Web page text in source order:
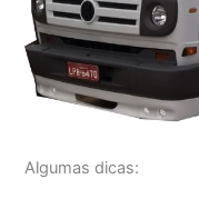
Algumas dicas: